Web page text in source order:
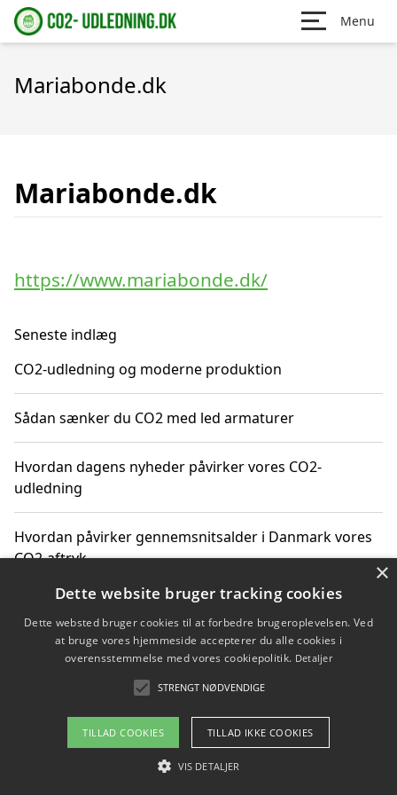
Menu
Mariabonde.dk
Mariabonde.dk
https://www.mariabonde.dk/
Seneste indlæg
CO2-udledning og moderne produktion
Sådan sænker du CO2 med led armaturer
Hvordan dagens nyheder påvirker vores CO2-
udledning
Hvordan påvirker gennemsnitsalder i Danmark vores
CO2-aftryk
Hvordan nyheder om CO2-udledning påvirker vores
hverdag
Om / kontakt
Blog Betingelser
×
Dette website bruger tracking cookies
Dette websted bruger cookies til at forbedre brugeroplevelsen. Ved
at bruge vores hjemmeside accepterer du alle cookies i
overensstemmelse med vores cookiepolitik. Detaljer
STRENGT NØDVENDIGE
TILLAD COOKIES TILLAD IKKE COOKIES
VIS DETALJER